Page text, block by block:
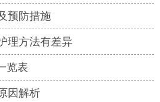
预防措施
理方法有差异
览表
因解析